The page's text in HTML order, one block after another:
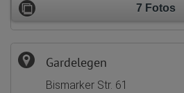
7 Fotos
Gardelegen
Bismarker Str. 61